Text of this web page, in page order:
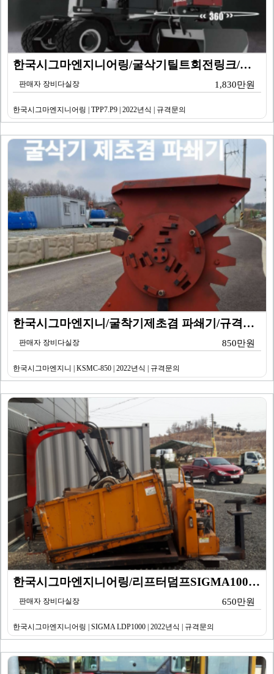
한국시그마엔지니어링/굴삭기틸트회전링크/규격문의/TPP7…
판매자 장비다실장 1,830만원
한국시그마엔지니어링 | TPP7.P9 | 2022년식 | 규격문의
한국시그마엔지니/굴착기제초겸 파쇄기/규격문의/KSMC-…
판매자 장비다실장 850만원
한국시그마엔지니 | KSMC-850 | 2022년식 | 규격문의
한국시그마엔지니어링/리프터덤프SIGMA1000/규격문의…
판매자 장비다실장 650만원
한국시그마엔지니어링 | SIGMA LDP1000 | 2022년식 | 규격문의